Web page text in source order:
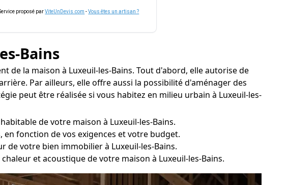
proposé parViteUnDevis.com -Vous êtes un artisan ?
Bains
la maison à Luxeuil-les-Bains. Tout d'abord, elle autorise de
Par ailleurs, elle offre aussi la possibilité d'aménager des
peut être réalisée si vous habitez en milieu urbain à Luxeuil-les-
de votre maison à Luxeuil-les-Bains.
en fonction de vos exigences et votre budget.
de votre bien immobilier à Luxeuil-les-Bains.
et acoustique de votre maison à Luxeuil-les-Bains.